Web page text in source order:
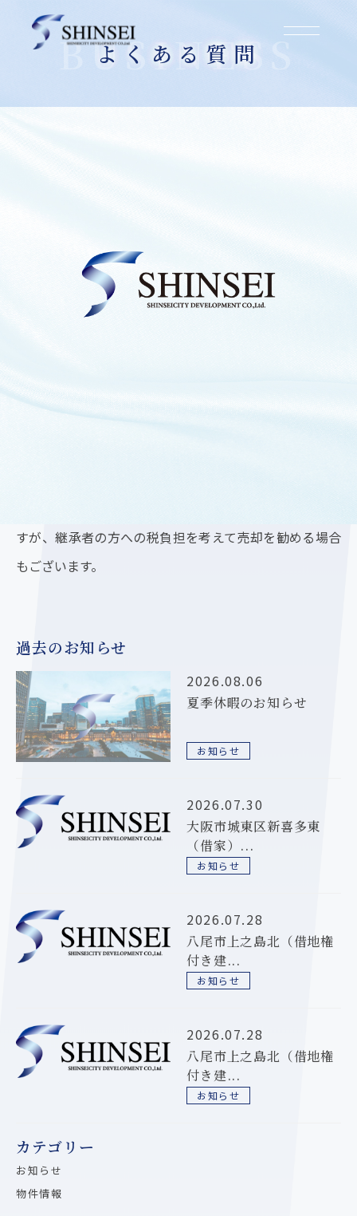
よくある質問
勧められたのですが…。
すが、継承者の方への税負担を考えて売却を勧める場合
もございます。
過去のお知らせ
2026.08.06
夏季休暇のお知らせ
お知らせ
2026.07.30
大阪市城東区新喜多東
（借家）...
お知らせ
2026.07.28
八尾市上之島北（借地権
付き建...
お知らせ
2026.07.28
八尾市上之島北（借地権
付き建...
お知らせ
カテゴリー
お知らせ
物件情報